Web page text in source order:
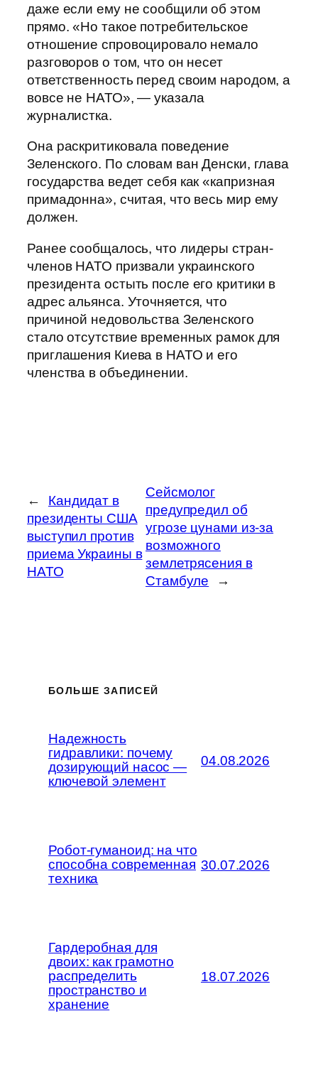
даже если ему не сообщили об этом
прямо. «Но такое потребительское
отношение спровоцировало немало
разговоров о том, что он несет
ответственность перед своим народом, а
вовсе не НАТО», — указала
журналистка.
Она раскритиковала поведение
Зеленского. По словам ван Денски, глава
государства ведет себя как «капризная
примадонна», считая, что весь мир ему
должен.
Ранее сообщалось, что лидеры стран-
членов НАТО призвали украинского
президента остыть после его критики в
адрес альянса. Уточняется, что
причиной недовольства Зеленского
стало отсутствие временных рамок для
приглашения Киева в НАТО и его
членства в объединении.
←
Кандидат в
президенты США
выступил против
приема Украины в
НАТО
Сейсмолог
предупредил об
угрозе цунами из-за
возможного
землетрясения в
Стамбуле
→
БОЛЬШЕ ЗАПИСЕЙ
Надежность
гидравлики: почему
дозирующий насос —
ключевой элемент
04.08.2026
Робот-гуманоид: на что
способна современная
техника
30.07.2026
Гардеробная для
двоих: как грамотно
распределить
пространство и
хранение
18.07.2026